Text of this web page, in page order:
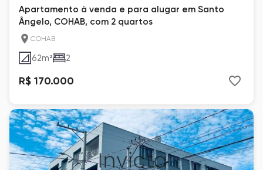
Apartamento à venda e para alugar em Santo
Ângelo, COHAB, com 2 quartos
COHAB
62m² 2
R$ 170.000